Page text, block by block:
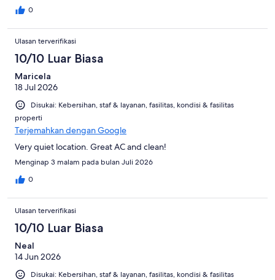
0
Ulasan terverifikasi
10/10 Luar Biasa
Maricela
18 Jul 2026
Disukai: Kebersihan, staf & layanan, fasilitas, kondisi & fasilitas
properti
Terjemahkan dengan Google
Very quiet location. Great AC and clean!
Menginap 3 malam pada bulan Juli 2026
0
Ulasan terverifikasi
10/10 Luar Biasa
Neal
14 Jun 2026
Disukai: Kebersihan, staf & layanan, fasilitas, kondisi & fasilitas